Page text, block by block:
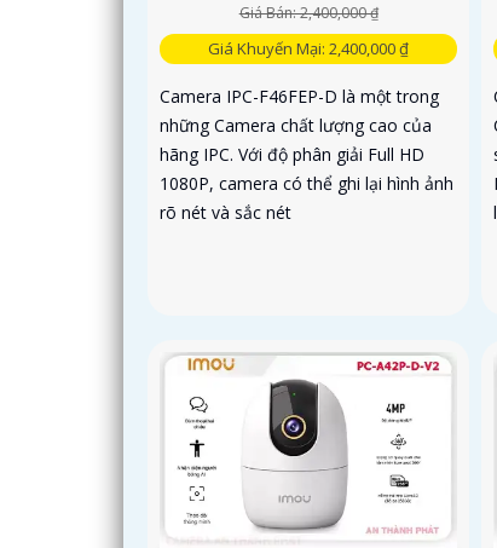
Giá Bán: 2,400,000 ₫
Giá Khuyến Mại: 2,400,000 ₫
Camera IPC-F46FEP-D là một trong
những Camera chất lượng cao của
hãng IPC. Với độ phân giải Full HD
1080P, camera có thể ghi lại hình ảnh
rõ nét và sắc nét